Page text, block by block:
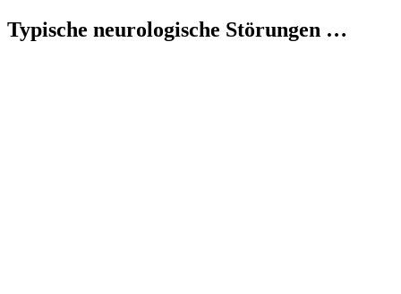
Typische neurologische Störungen …